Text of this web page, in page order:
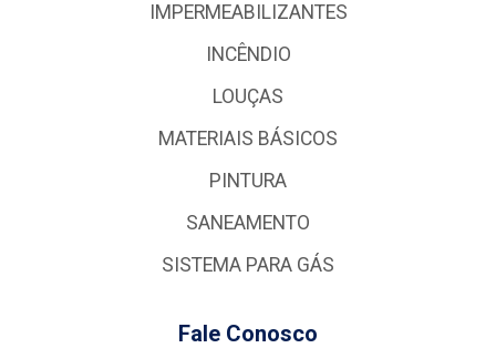
IMPERMEABILIZANTES
INCÊNDIO
LOUÇAS
MATERIAIS BÁSICOS
PINTURA
SANEAMENTO
SISTEMA PARA GÁS
Fale Conosco